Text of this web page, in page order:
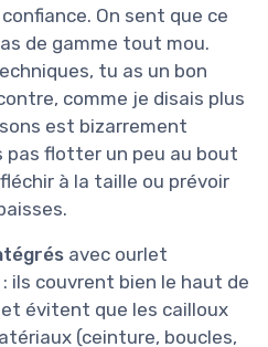
On sent que ce
de gamme tout mou.
tu as un bon
comme je disais plus
est bizarrement
pas flotter un peu au bout
à la taille ou prévoir
avec ourlet
ils couvrent bien le haut de
évitent que les cailloux
(ceinture, boucles,